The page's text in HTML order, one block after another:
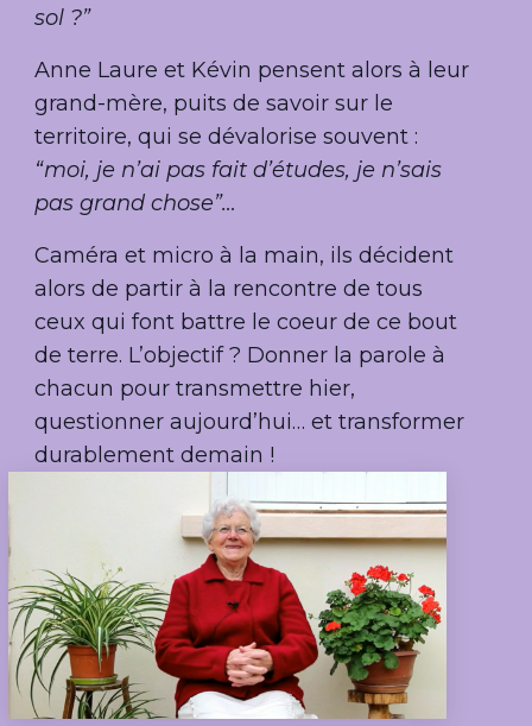
sol ?”
Anne Laure et Kévin pensent alors à leur
grand-mère, puits de savoir sur le
territoire, qui se dévalorise souvent :
“moi, je n’ai pas fait d’études, je n’sais
pas grand chose”…
Caméra et micro à la main, ils décident
alors de partir à la rencontre de tous
ceux qui font battre le coeur de ce bout
de terre. L’objectif ? Donner la parole à
chacun pour transmettre hier,
questionner aujourd’hui… et transformer
durablement demain !